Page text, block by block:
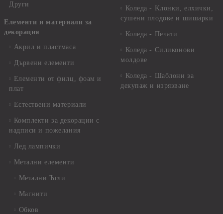
Други
Елементи и материали за
декорация
Акрил и пластмаса
Дървени елементи
Елементи от филц, фоам и
плат
Естествени материали
Комплекти за декорации с
надписи и пожелания
Лед лампички
Метални елементи
Метални Ъгли
Магнити
Обков
Коледа - Kлонки, елхички,
сушени плодове и шишарки
Коледа - Печати
Коледа - Силиконови
молдове
Коледа - Шаблони за
декупаж и изрязване